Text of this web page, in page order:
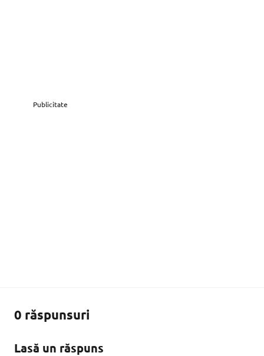
Publicitate
0 răspunsuri
Lasă un răspuns